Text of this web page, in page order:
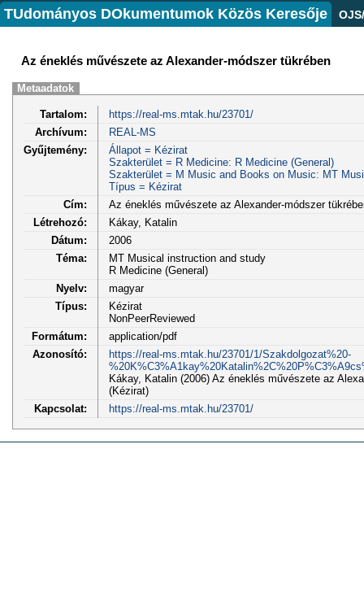
TUdományos DOkumentumok Közös Keresője
Az éneklés művészete az Alexander-módszer tükrében
Metaadatok
Tartalom:
https://real-ms.mtak.hu/23701/
Archívum:
REAL-MS
Gyűjtemény:
Állapot = Kézirat
Szakterület = R Medicine: R Medicine (General)
Szakterület = M Music and Books on Music: MT
Típus = Kézirat
Cím:
Az éneklés művészete az Alexander-módszer
Létrehozó:
Kákay, Katalin
Dátum:
2006
Téma:
MT Musical instruction and study
R Medicine (General)
Nyelv:
magyar
Típus:
Kézirat
NonPeerReviewed
Formátum:
application/pdf
Azonosító:
https://real-ms.mtak.hu/23701/1/Szakdolgozat%20-
Kákay, Katalin (2006) Az éneklés művészete az
(Kézirat)
Kapcsolat:
https://real-ms.mtak.hu/23701/